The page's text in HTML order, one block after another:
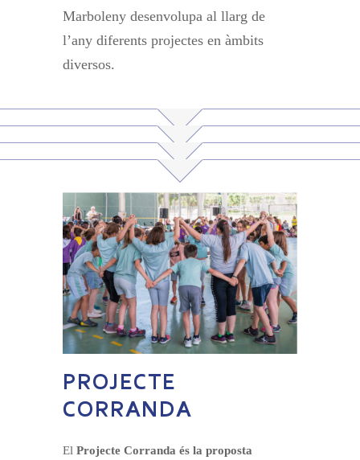
Marboleny desenvolupa al llarg de
l’any diferents projectes en àmbits
diversos.
PROJECTE
CORRANDA
ElProjecte Corranda és la proposta